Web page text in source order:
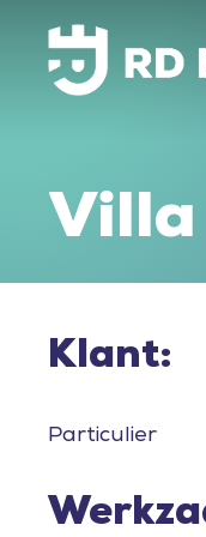
Villa
Klant:
Particulier